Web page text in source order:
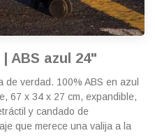
ABS azul 24"
verdad. 100% ABS en azul
67 x 34 x 27 cm, expandible,
y candado de
que merece una valija a la